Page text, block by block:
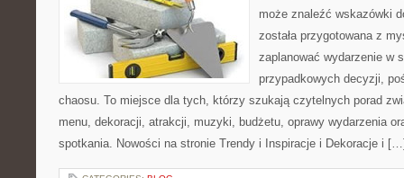
może znaleźć wskazówki
została przygotowana z
zaplanować wydarzenie w
przypadkowych decyzji,
chaosu. To miejsce dla tych, którzy szukają czytelnych porad
menu, dekoracji, atrakcji, muzyki, budżetu, oprawy wydarzenia
spotkania. Nowości na stronie Trendy i Inspiracje i Dekoracje i